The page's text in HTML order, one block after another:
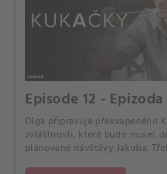
Episode 12 - Epizoda
Olga připravuje překvapeného
zvláštnosti, které bude muset
plánované návštěvy Jakuba.